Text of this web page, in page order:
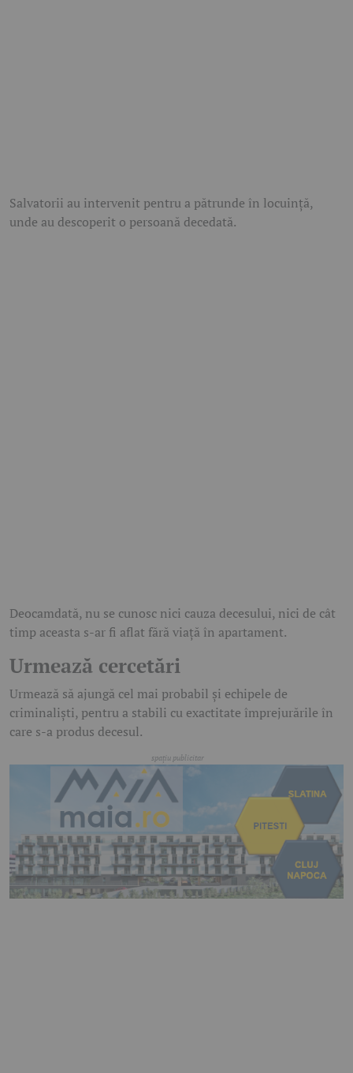
Salvatorii au intervenit pentru a pătrunde în locuință,
unde au descoperit o persoană decedată.
Deocamdată, nu se cunosc nici cauza decesului, nici de cât
timp aceasta s-ar fi aflat fără viață în apartament.
Urmează cercetări
Urmează să ajungă cel mai probabil și echipele de
criminaliști, pentru a stabili cu exactitate împrejurările în
care s-a produs decesul.